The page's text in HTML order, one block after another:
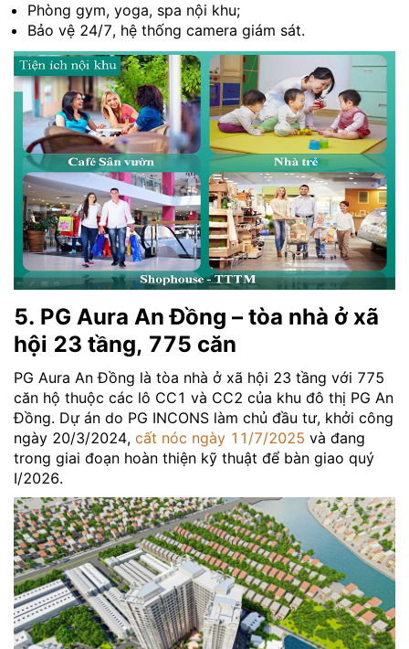
Phòng gym, yoga, spa nội khu;
Bảo vệ 24/7, hệ thống camera giám sát.
5. PG Aura An Đồng – tòa nhà ở xã
hội 23 tầng, 775 căn
PG Aura An Đồng là tòa nhà ở xã hội 23 tầng với 775
căn hộ thuộc các lô CC1 và CC2 của khu đô thị PG An
Đồng. Dự án do PG INCONS làm chủ đầu tư, khởi công
ngày 20/3/2024, cất nóc ngày 11/7/2025 và đang
trong giai đoạn hoàn thiện kỹ thuật để bàn giao quý
I/2026.